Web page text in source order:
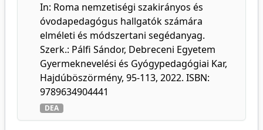
In: Roma nemzetiségi szakirányos és
óvodapedagógus hallgatók számára
elméleti és módszertani segédanyag.
Szerk.: Pálfi Sándor, Debreceni Egyetem
Gyermeknevelési és Gyógypedagógiai Kar,
Hajdúböszörmény, 95-113, 2022. ISBN:
9789634904441
DEA